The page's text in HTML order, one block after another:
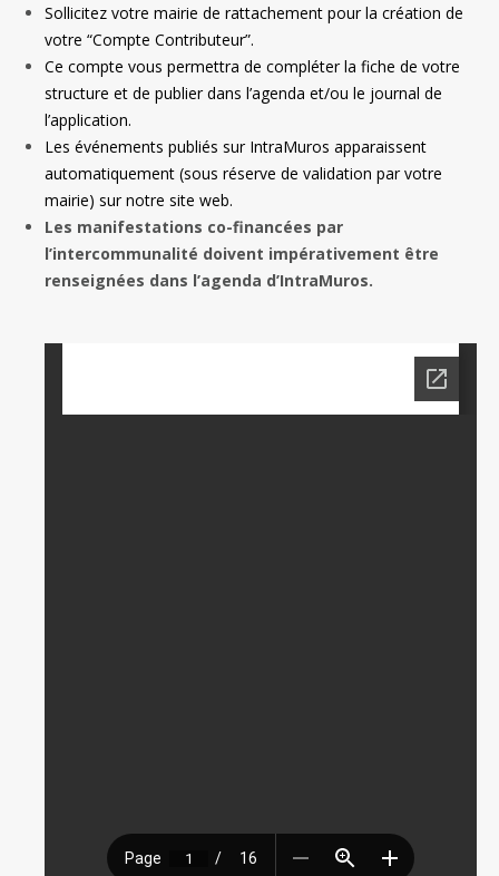
Sollicitez votre mairie de rattachement pour la création de
votre “Compte Contributeur”.
Ce compte vous permettra de compléter la fiche de votre
structure et de publier dans l’agenda et/ou le journal de
l’application.
Les événements publiés sur IntraMuros apparaissent
automatiquement (sous réserve de validation par votre
mairie) sur notre site web.
Les manifestations co-financées par
l’intercommunalité doivent impérativement être
renseignées dans l’agenda d’IntraMuros.